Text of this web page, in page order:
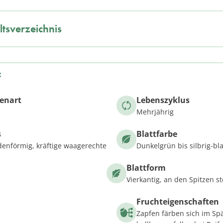
Lebenszyklus
Mehrjährig
kräftige waagerechte
Blattfarbe
Dunkelgrün bis silbrig-
Blattform
Vierkantig, an den Spitzen
Fruchteigenschaften
Zapfen färben sich im